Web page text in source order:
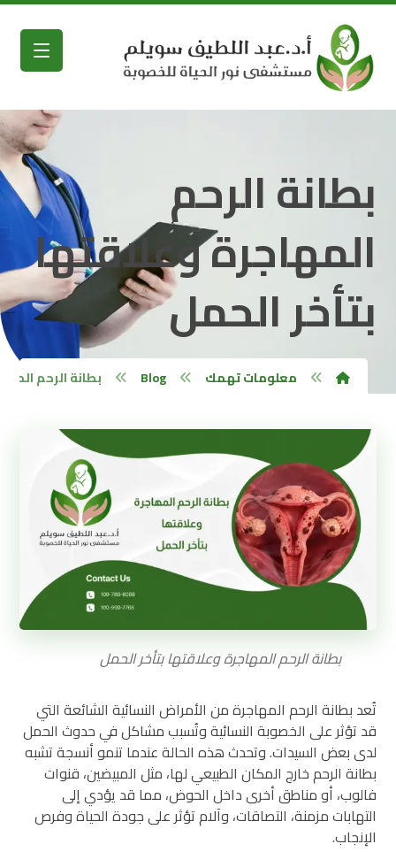
بطانة الرحم
المهاجرة وعلاقتها
بتأخر الحمل
معلومات تهمك Blog بطانة الرحم
بطانة الرحم المهاجرة وعلاقتها بتأخر الحمل
تُعد بطانة الرحم المهاجرة من الأمراض النسائية الشائعة التي
قد تؤثر على الخصوبة النسائية وتُسبب مشاكل في حدوث الحمل
لدى بعض السيدات. وتحدث هذه الحالة عندما تنمو أنسجة تشبه
بطانة الرحم خارج المكان الطبيعي لها، مثل المبيضين، قنوات
فالوب، أو مناطق أخرى داخل الحوض، مما قد يؤدي إلى
التهابات مزمنة، التصاقات، وآلام تؤثر على جودة الحياة وفرص
الإنجاب.